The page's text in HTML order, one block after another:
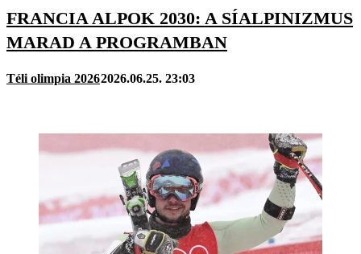
FRANCIA ALPOK 2030: A SÍALPINIZMUS
MARAD A PROGRAMBAN
Téli olimpia 20262026.06.25. 23:03